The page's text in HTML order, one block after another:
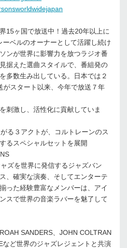
15ヶ国で放送中！過去20年以上に
ベルのオーナーとして活躍し続け
ンが世界に影響力を放つラジオ番
据えた選曲スタイルで、番組発の
多数生み出している。日本では２
がスタート以来、今年で放送７年
刺激し、活性化に貢献していま
る３アクトが、コルトレーンのス
るスペシャルセットを展開
ズを世界に発信するジャズバン
、確実な演奏、そしてエンターテ
った経験豊富なメンバーは、アイ
スで世界の音楽ラバーを魅了して
SANDERS、JOHN COLTRAN
など世界のジャズレジェントと共演